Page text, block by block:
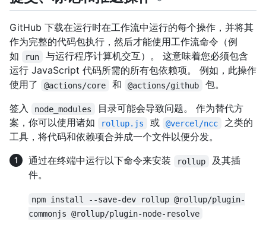
GitHub 下载在运行时在工作流中运行的每个操作，并将其
作为完整的代码包执行，然后才能使用工作流命令（例
如
run
与运行程序计算机交互）。 这意味着您必须包含
运行 JavaScript 代码所需的所有包依赖项。 例如，此操作
使用了
@actions/core 和 @actions/github
包。
签入
node_modules
目录可能会导致问题。 作为替代方
案，你可以使用诸如
rollup.js 或 @vercel/ncc
之类的
工具，将代码和依赖项合并成一个文件以便分发。
通过在终端中运行以下命令来安装
rollup
及其插
件。
npm install --save-dev rollup @rollup/plugin-
commonjs @rollup/plugin-node-resolve